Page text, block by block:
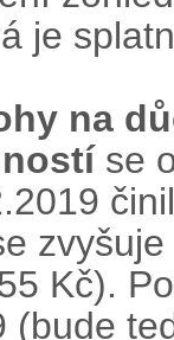
je
na
se
Kč).
(bude